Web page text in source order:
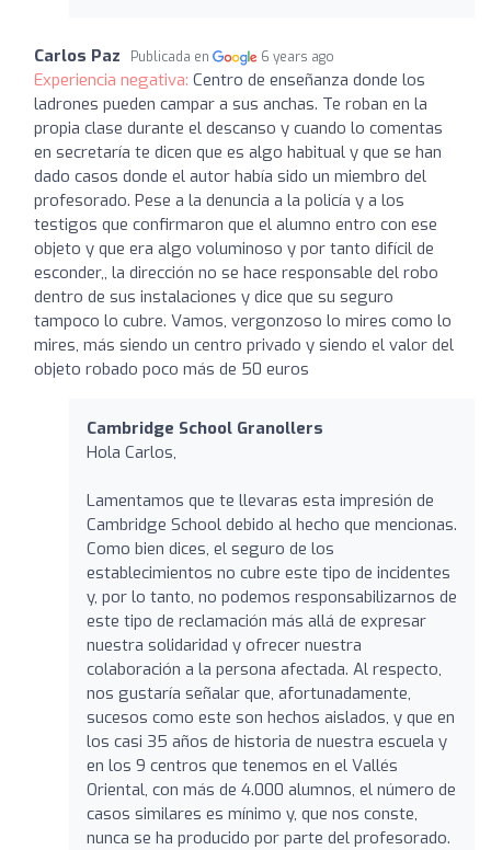
Carlos Paz Publicada en 6 years ago
Experiencia negativa: Centro de enseñanza donde los
ladrones pueden campar a sus anchas. Te roban en la
propia clase durante el descanso y cuando lo comentas
en secretaría te dicen que es algo habitual y que se han
dado casos donde el autor había sido un miembro del
profesorado. Pese a la denuncia a la policía y a los
testigos que confirmaron que el alumno entro con ese
objeto y que era algo voluminoso y por tanto difícil de
esconder,, la dirección no se hace responsable del robo
dentro de sus instalaciones y dice que su seguro
tampoco lo cubre. Vamos, vergonzoso lo mires como lo
mires, más siendo un centro privado y siendo el valor del
objeto robado poco más de 50 euros
Cambridge School Granollers
Hola Carlos,
Lamentamos que te llevaras esta impresión de
Cambridge School debido al hecho que mencionas.
Como bien dices, el seguro de los
establecimientos no cubre este tipo de incidentes
y, por lo tanto, no podemos responsabilizarnos de
este tipo de reclamación más allá de expresar
nuestra solidaridad y ofrecer nuestra
colaboración a la persona afectada. Al respecto,
nos gustaría señalar que, afortunadamente,
sucesos como este son hechos aislados, y que en
los casi 35 años de historia de nuestra escuela y
en los 9 centros que tenemos en el Vallés
Oriental, con más de 4.000 alumnos, el número de
casos similares es mínimo y, que nos conste,
nunca se ha producido por parte del profesorado.